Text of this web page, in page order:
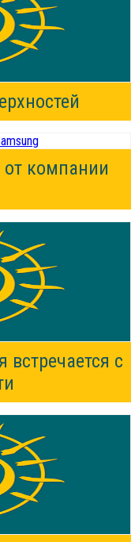
компании
встречается с